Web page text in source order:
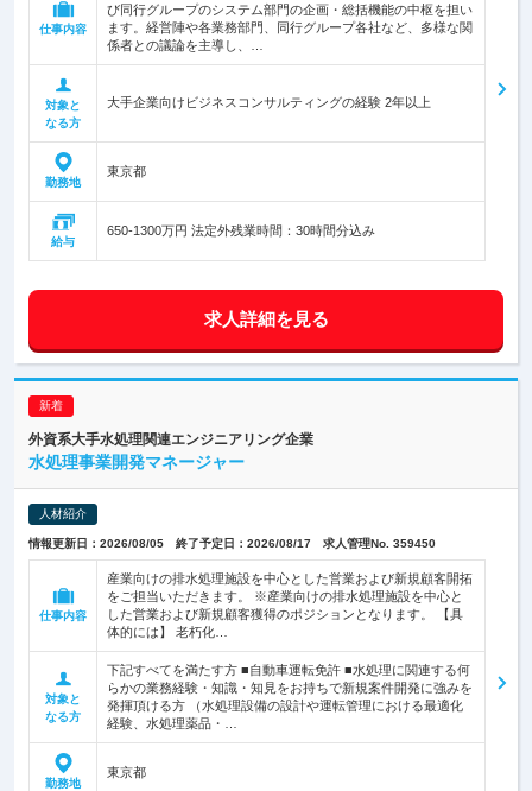
仕事内容
び同行グループのシステム部門の企画・総括機能の中枢を担い
ます。経営陣や各業務部門、同行グループ各社など、多様な関
係者との議論を主導し、…
対象と
なる方
大手企業向けビジネスコンサルティングの経験 2年以上
勤務地
東京都
給与
650-1300万円 法定外残業時間：30時間分込み
求人詳細を見る
外資系大手水処理関連エンジニアリング企業
水処理事業開発マネージャー
人材紹介
情報更新日：2026/08/05 終了予定日：2026/08/17 求人管理No. 359450
仕事内容
産業向けの排水処理施設を中心とした営業および新規顧客開拓
をご担当いただきます。 ※産業向けの排水処理施設を中心と
した営業および新規顧客獲得のポジションとなります。 【具
体的には】 老朽化…
対象と
なる方
下記すべてを満たす方 ■自動車運転免許 ■水処理に関連する何
らかの業務経験・知識・知見をお持ちで新規案件開発に強みを
発揮頂ける方 （水処理設備の設計や運転管理における最適化
経験、水処理薬品・…
勤務地
東京都